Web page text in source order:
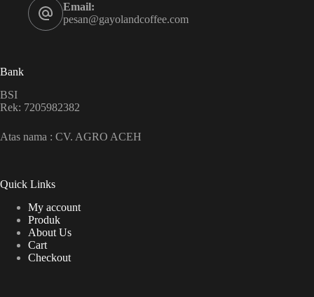
Email:
pesan@gayolandcoffee.com
Bank
BSI
Rek: 7205982382
Atas nama : CV. AGRO ACEH
Quick Links
My account
Produk
About Us
Cart
Checkout